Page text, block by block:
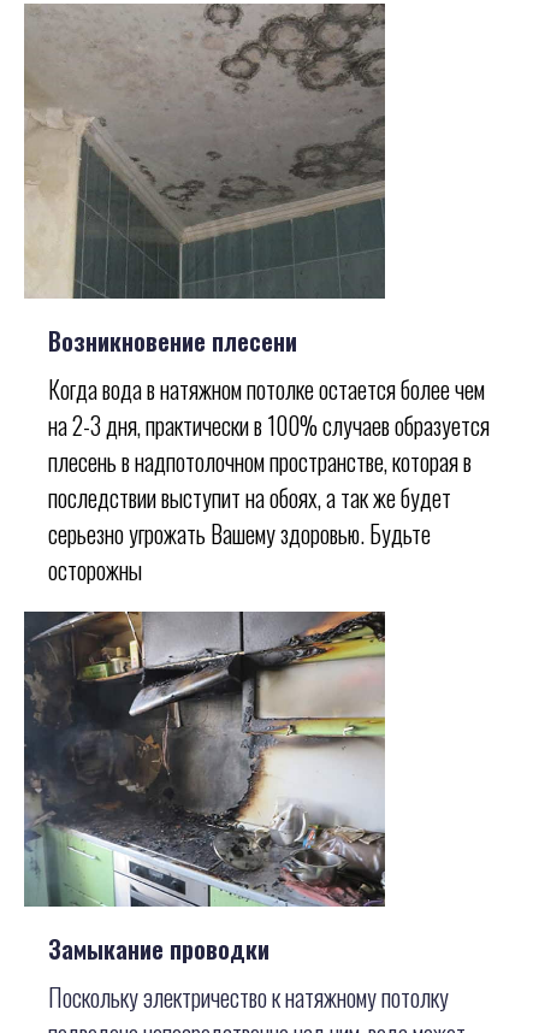
Возникновение плесени
Когда вода в натяжном потолке остается более чем
на 2-3 дня, практически в 100% случаев образуется
плесень в надпотолочном пространстве, которая в
последствии выступит на обоях, а так же будет
серьезно угрожать Вашему здоровью. Будьте
осторожны
Замыкание проводки
Поскольку электричество к натяжному потолку